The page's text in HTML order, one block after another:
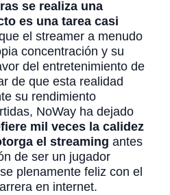
se realiza una
es una tarea casi
el streamer a menudo
concentración y su
del entretenimiento de
de que esta realidad
su rendimiento
NoWay ha dejado
mil veces la calidez
el streaming antes
de ser un jugador
plenamente feliz con el
en internet.